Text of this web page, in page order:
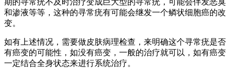
期的寻常疣不及时治疗变成巨大型的寻常疣，可能会伴发恶臭
和渗液等等，这种的寻常疣有可能会继发一个鳞状细胞癌的改
变。
如有上述情况，需要做皮肤病理检查，来明确这个寻常疣是否
有癌变的可能性，如没有癌变，一般的治疗就可以，如有癌变
一定结合全身状态来进行系统治疗。